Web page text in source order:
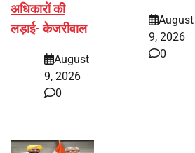
अधिकारों की
लड़ाई- केजरीवाल
August
9, 2026
0
August
9, 2026
0